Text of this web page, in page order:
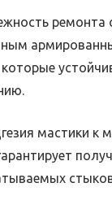
ремонта
которые
мастики